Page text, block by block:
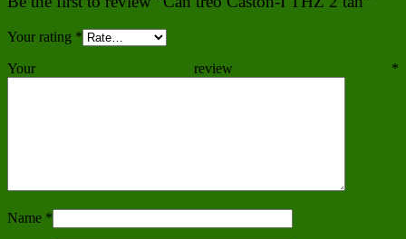
Your rating *
Your review *
Name *